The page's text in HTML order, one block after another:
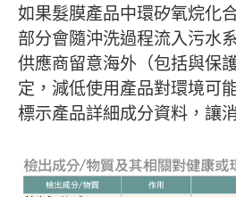
如果髮膜產品中環矽氧烷化
部分會隨沖洗過程流入污水
供應商留意海外（包括與保
定，減低使用產品對環境可
標示產品詳細成分資料，讓